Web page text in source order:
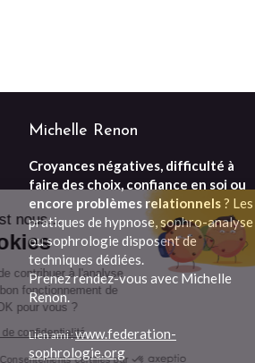
Continuer sans accepter
Bonjour c'est nous...
Les Cookies
Notre rôle est de contribuer à l'analyse
du trafic et au bon fonctionnement de
ce site. C'est OK pour vous ?
Lire la politique de confidentialité
Consentements certifiés par
Michelle Renon
Croyances négatives, difficulté à
faire des choix, confiance en soi ou
encore problèmes relationnels? Les
pratiques de hypnose, sophro-analyse
ou sophrologie disposent de
techniques dédiées.
Prenez rendez-vous avec Michelle
Renon.
Lien ami :www.federation-
sophrologie.org